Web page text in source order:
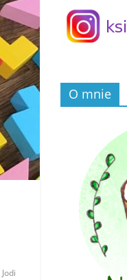
Jodi
O mnie